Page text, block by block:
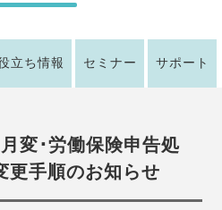
立ち情報 セミナー サポート
変･労働保険申告処
更手順のお知らせ